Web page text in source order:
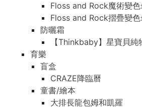
Floss and Rock魔術變
Floss and Rock摺疊變
防曬霜
【Thinkbaby】星寶貝純
育樂
盲盒
CRAZE降臨曆
童書/繪本
大排長龍包姆和凱羅